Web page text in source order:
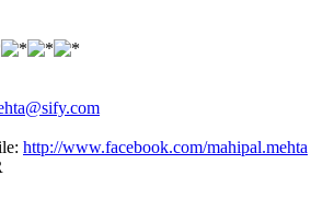
http://www.facebook.com/mahipal.mehta